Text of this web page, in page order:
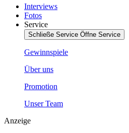
Interviews
Fotos
Service
Schließe Service Öffne Service
Gewinnspiele
Über uns
Promotion
Unser Team
Anzeige